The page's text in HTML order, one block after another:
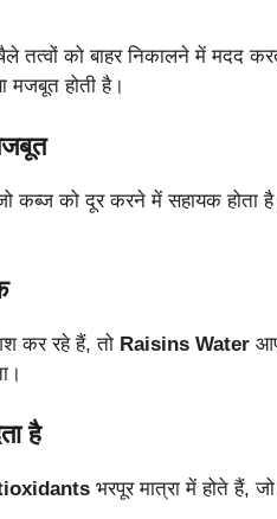
तत्वों को बाहर निकालने में मदद
मजबूत होती है।
कब्ज को दूर करने में सहायक होता
कर रहे हैं, तो Raisins Water
है
भरपूर मात्रा में होते हैं, जो